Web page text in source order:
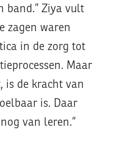
band.” Ziya vult
zagen waren
in de zorg tot
Maar
is de kracht van
is. Daar
van leren.”